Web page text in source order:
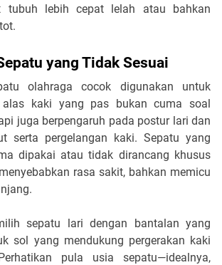
tubuh lebih cepat lelah atau bahkan
yang Tidak Sesuai
olahraga cocok digunakan untuk
alas kaki yang pas bukan cuma soal
juga berpengaruh pada postur lari dan
serta pergelangan kaki. Sepatu yang
dipakai atau tidak dirancang khusus
rasa sakit, bahkan memicu
sepatu lari dengan bantalan yang
sol yang mendukung pergerakan kaki
pula usia sepatu—idealnya,